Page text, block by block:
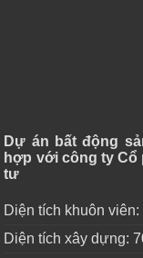
Dự án bất động
hợp với công ty Cổ
tư
Diện tích khuôn viên:
Diện tích xây dựng: